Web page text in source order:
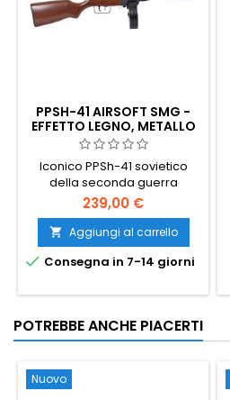
PPSH-41 AIRSOFT SMG -
EFFETTO LEGNO, METALLO
PIENO, TAMBURO DA 1000
CARTUCCE
Iconico PPSh-41 sovietico
della seconda guerra
mondiale della Snow Wolf
(modello SW-09). Calcio e
impugnatura con effetto
legno (finto legno) su un
ricevitore interamente in
caricatore a tamburo da 1000
g. Batteria venduta
separatamente.
239,00 €
 Aggiungi al carrello
 Consegna in 7-14 giorni
POTREBBE ANCHE PIACERTI
Nuovo